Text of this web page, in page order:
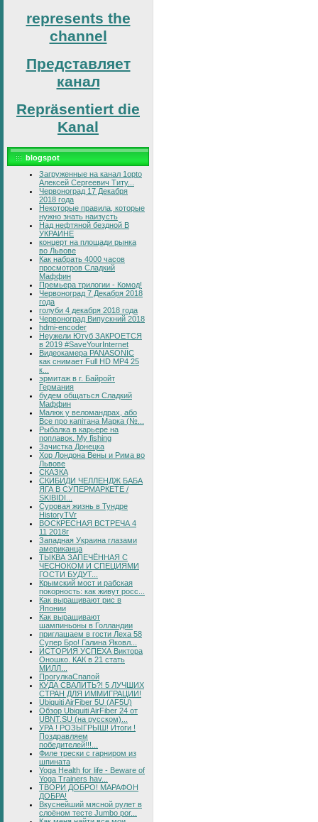
represents the
channel
Представляет
канал
Repräsentiert die
Kanal
blogspot
Загруженные на канал 1opto
Алексей Сергеевич Титу...
Червоноград 17 Декабря
2018 года
Некоторые правила, которые
нужно знать наизусть
Над нефтяной бездной В
УКРАИНЕ
концерт на площади рынка
во Львове
Как набрать 4000 часов
просмотров Сладкий
Маффин
Премьера трилогии - Комод!
Червоноград 7 Декабря 2018
года
голуби 4 декабря 2018 года
Червоноград Випускний 2018
hdmi-encoder
Неужели Ютуб ЗАКРОЕТСЯ
в 2019 #SaveYourInternet
Видеокамера PANASONIC
как снимает Full HD MP4 25
к...
эрмитаж в г. Байройт
Германия
будем общаться Сладкий
Маффин
Малюк у веломандрах, або
Все про капітана Марка (№...
Рыбалка в карьере на
поплавок. My fishing
Зачистка Донецка
Хор Лондона Вены и Рима во
Львове
СКАЗКА
СКИБИДИ ЧЕЛЛЕНДЖ БАБА
ЯГА В СУПЕРМАРКЕТЕ /
SKIBIDI...
Суровая жизнь в Тундре
HistoryTVr
ВОСКРЕСНАЯ ВСТРЕЧА 4
11 2018г
Западная Украина глазами
американца
ТЫКВА ЗАПЕЧЁННАЯ С
ЧЕСНОКОМ И СПЕЦИЯМИ
ГОСТИ БУДУТ...
Крымский мост и рабская
покорность: как живут росс...
Как выращивают рис в
Японии
Как выращивают
шампиньоны в Голландии
приглашаем в гости Леха 58
Супер Бро! Галина Яковл...
ИСТОРИЯ УСПЕХА Виктора
Оношко. КАК в 21 стать
МИЛЛ...
ПрогулкаСпапой
КУДА СВАЛИТЬ?! 5 ЛУЧШИХ
СТРАН ДЛЯ ИММИГРАЦИИ!
Ubiquiti AirFiber 5U (AF5U)
Обзор Ubiquiti AirFiber 24 от
UBNT.SU (на русском)...
УРА ! РОЗЫГРЫШ! Итоги !
Поздравляем
победителей!!!...
Филе трески с гарниром из
шпината
Yoga Health for life - Beware of
Yoga Trainers hav...
ТВОРИ ДОБРО! МАРАФОН
ДОБРА!
Вкуснейший мясной рулет в
слоёном тесте Jumbo por...